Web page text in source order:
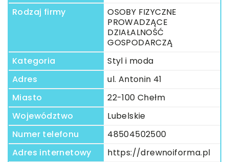
Rodzaj firmy
OSOBY FIZYCZNE
PROWADZĄCE
DZIAŁALNOŚĆ
GOSPODARCZĄ
Kategoria
Styl i moda
Adres
ul. Antonin 41
Miasto
22-100 Chełm
Województwo
Lubelskie
Numer telefonu
48504502500
Adres internetowy
https://drewnoiforma.pl